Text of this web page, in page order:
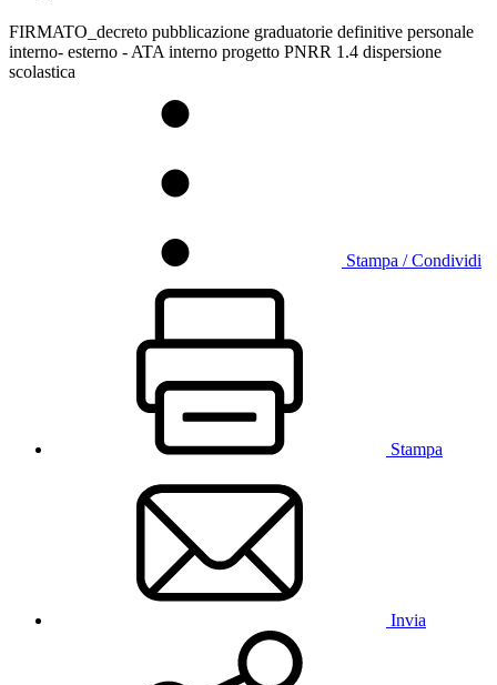
FIRMATO_decreto pubblicazione graduatorie definitive personale
interno- esterno - ATA interno progetto PNRR 1.4 dispersione
scolastica
Stampa / Condividi
Stampa
Invia